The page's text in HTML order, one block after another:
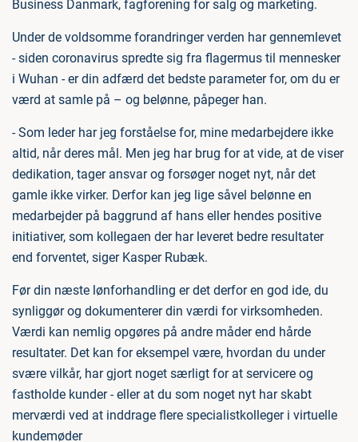
Business Danmark, fagforening for salg og marketing.
Under de voldsomme forandringer verden har gennemlevet
- siden coronavirus spredte sig fra flagermus til mennesker
i Wuhan - er din adfærd det bedste parameter for, om du er
værd at samle på – og belønne, påpeger han.
- Som leder har jeg forståelse for, mine medarbejdere ikke
altid, når deres mål. Men jeg har brug for at vide, at de viser
dedikation, tager ansvar og forsøger noget nyt, når det
gamle ikke virker. Derfor kan jeg lige såvel belønne en
medarbejder på baggrund af hans eller hendes positive
initiativer, som kollegaen der har leveret bedre resultater
end forventet, siger Kasper Rubæk.
Før din næste lønforhandling er det derfor en god ide, du
synliggør og dokumenterer din værdi for virksomheden.
Værdi kan nemlig opgøres på andre måder end hårde
resultater. Det kan for eksempel være, hvordan du under
svære vilkår, har gjort noget særligt for at servicere og
fastholde kunder - eller at du som noget nyt har skabt
merværdi ved at inddrage flere specialistkolleger i virtuelle
kundemøder